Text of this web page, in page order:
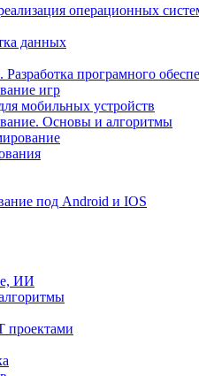
операционных
данных
програмного
игр
мобильных устройств
Основы и алгоритмы
под Android и IOS
ИИ
проектами